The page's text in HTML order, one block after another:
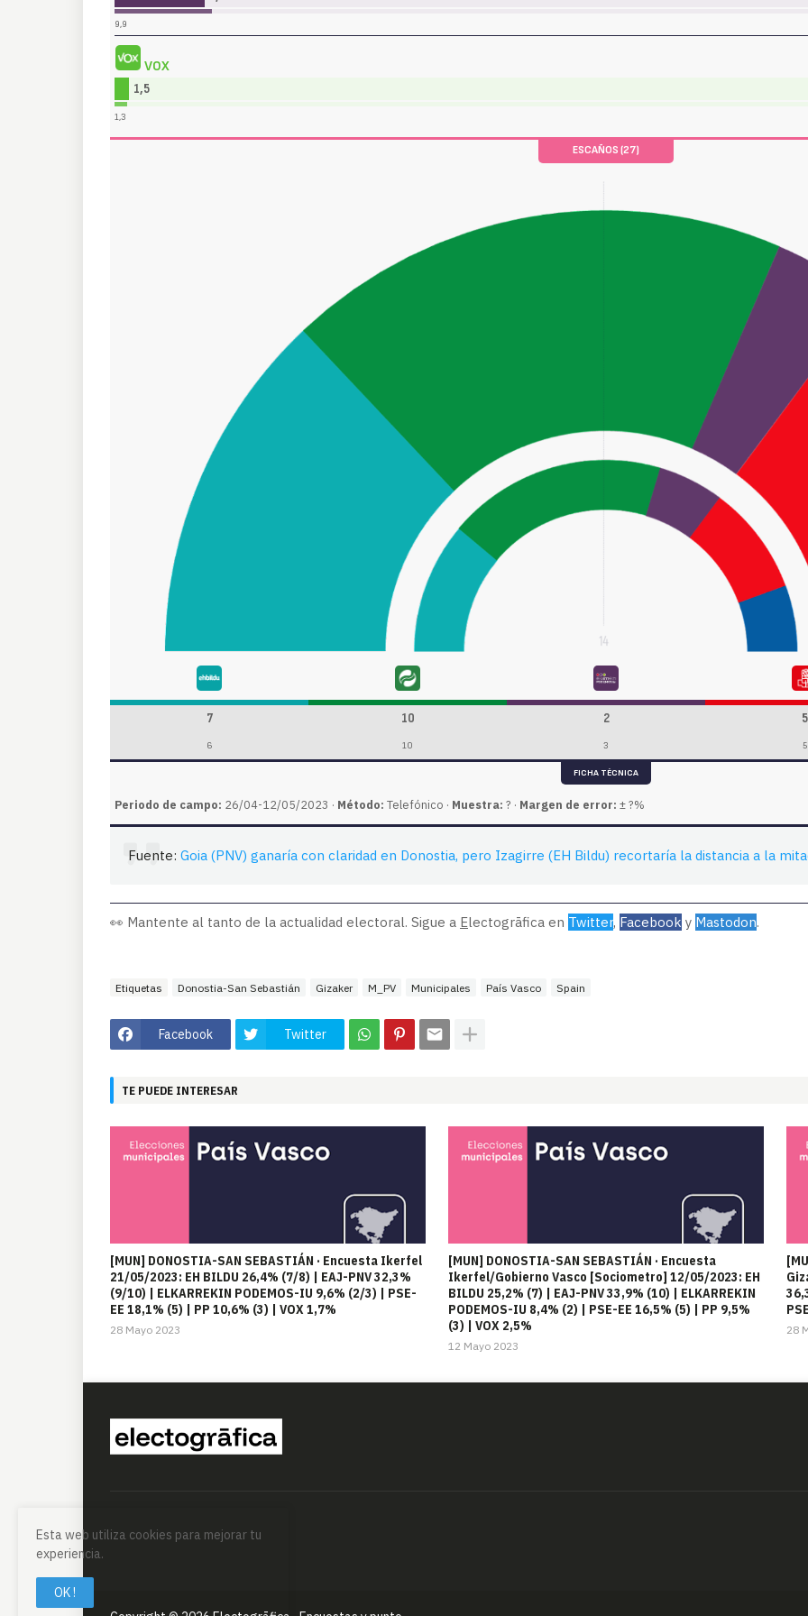
9,9
VOX
1,5
1,3
ESCAÑOS (27)
7 10 2 5
6 10 3 5
FICHA TÉCNICA
Periodo de campo: 26/04-12/05/2023 · Método: Telefónico · Muestra: ? · Margen de error: ± ?%
Fuente: Goia (PNV) ganaría con claridad en Donostia, pero Izagirre (EH Bildu) recortaría la distancia a la
👀 Mantente al tanto de la actualidad electoral. Sigue a Electogrāfica en Twitter, Facebook y Mastodon.
Etiquetas Donostia-San Sebastián Gizaker M_PV Municipales País Vasco Spain
Facebook Twitter
TE PUEDE INTERESAR
[MUN] DONOSTIA-SAN SEBASTIÁN · Encuesta Ikerfel
21/05/2023: EH BILDU 26,4% (7/8) | EAJ-PNV 32,3%
(9/10) | ELKARREKIN PODEMOS-IU 9,6% (2/3) | PSE-
EE 18,1% (5) | PP 10,6% (3) | VOX 1,7%
28 Mayo 2023
[MUN] DONOSTIA-SAN SEBASTIÁN · Encuesta
Ikerfel/Gobierno Vasco [Sociometro] 12/05/2023: EH
BILDU 25,2% (7) | EAJ-PNV 33,9% (10) | ELKARREKIN
PODEMOS-IU 8,4% (2) | PSE-EE 16,5% (5) | PP 9,5%
(3) | VOX 2,5%
12 Mayo 2023
28
Esta web utiliza cookies para mejorar tu
experiencia.
OK !